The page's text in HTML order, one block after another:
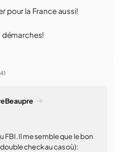
pour la France aussi!
FBI. Il me semble que le bon
check au cas où):